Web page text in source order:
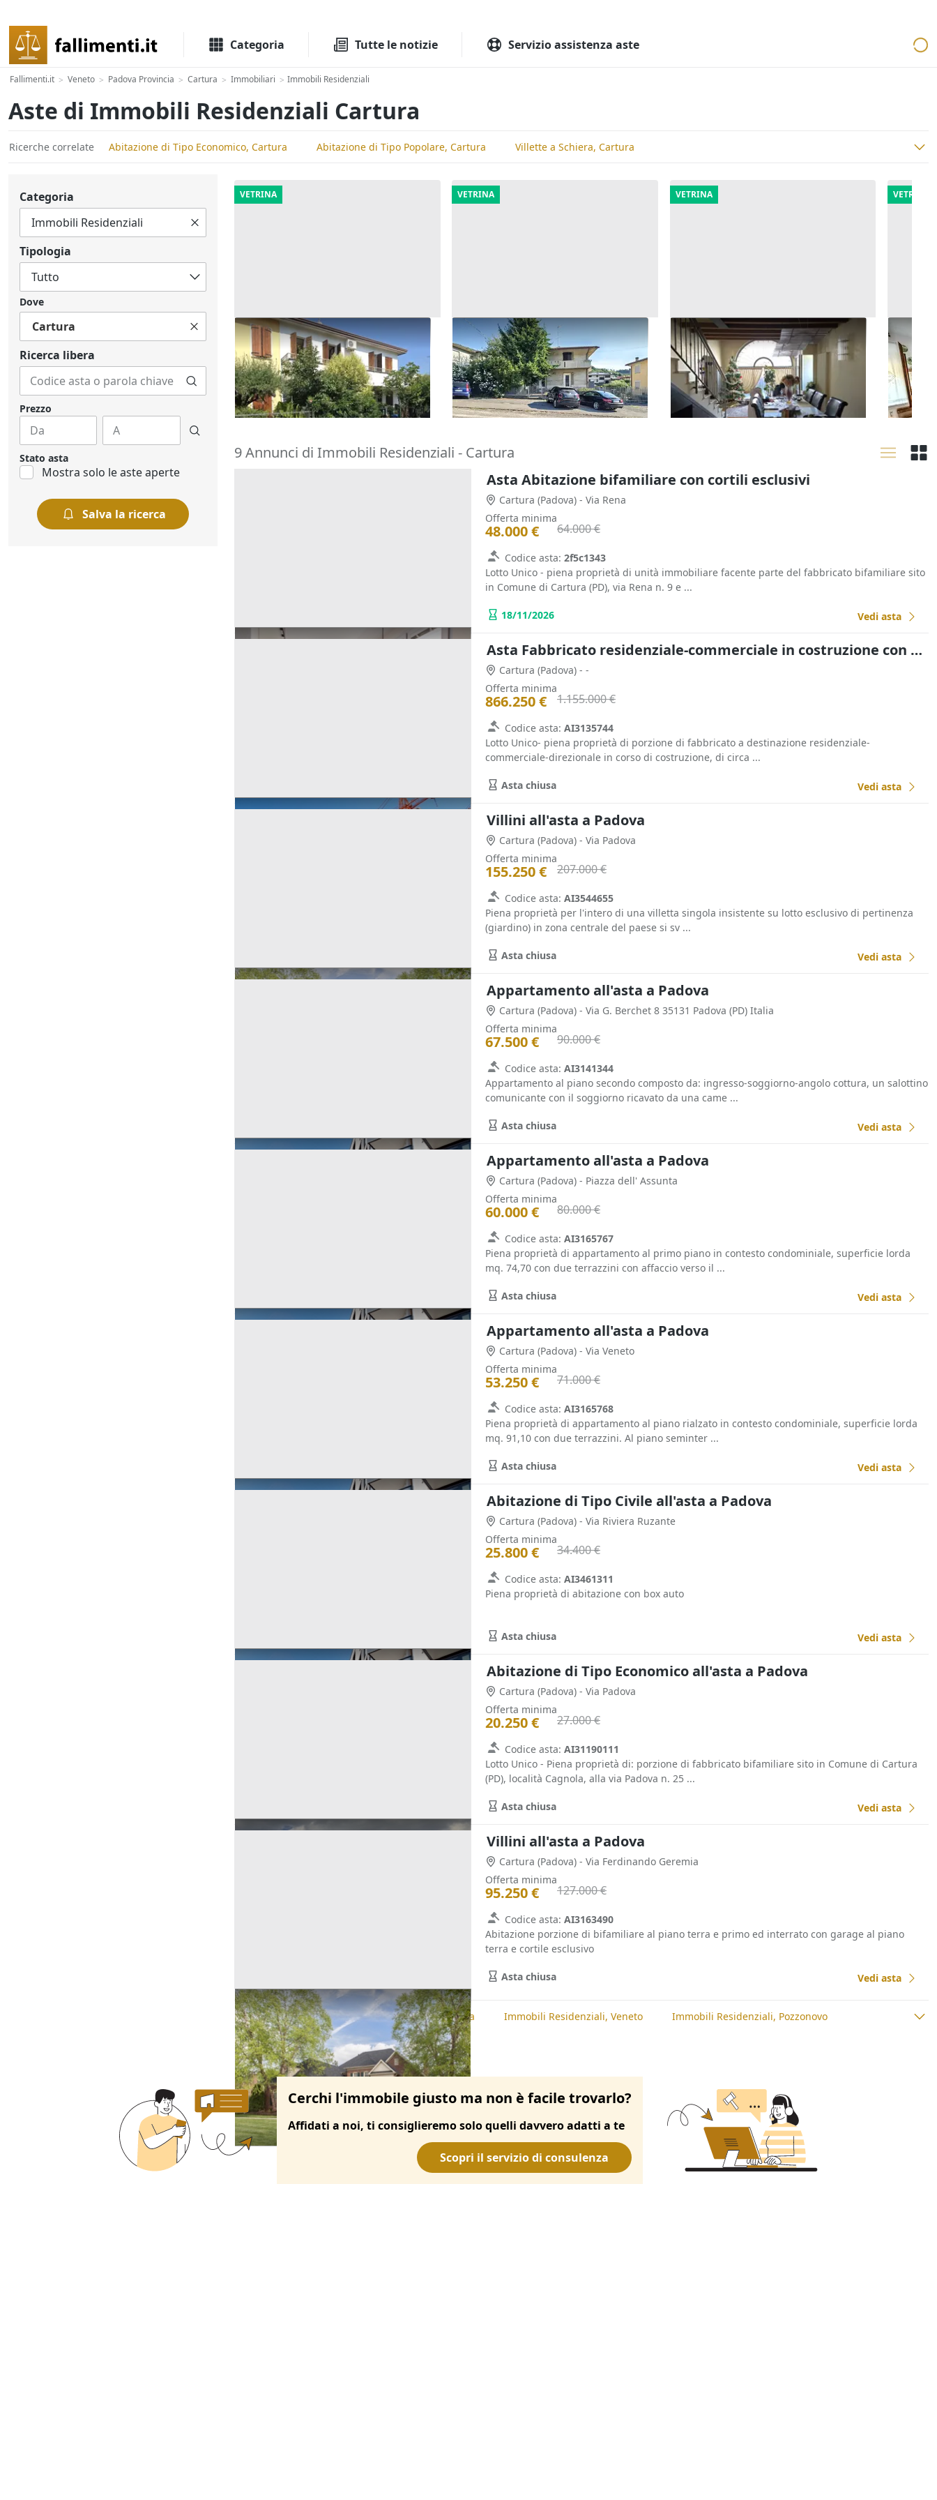
Categoria Tutte le notizie Servizio assistenza aste
Fallimenti.it > Veneto > Padova Provincia > Cartura > Immobiliari > Immobili Residenziali
Aste di Immobili Residenziali Cartura
Ricerche correlate Abitazione di Tipo Economico, Cartura Abitazione di Tipo Popolare, Cartura Villette a Schiera, Cartura
Categoria
Tipologia
Dove
Cartura
Ricerca libera
Prezzo
Stato asta
Mostra solo le aste aperte
Salva la ricerca
VETRINA
Asta Abitazione cielo terra con
cortile e cantina
Montegrotto Terme (Padova)
195.000 €
20/10/2026
VETRINA
Asta Casa indipendente con corte
pertinenziale
Barbarano Mossano (Vicenza)
180.000 €
22/10/2026
VETRINA
Asta Alloggio duplex con
giardinetto e garage
Arzignano (Vicenza)
80.160 €
17/09/2026
VETRINA
primo
Zevio
29/
9 Annunci di Immobili Residenziali - Cartura
Asta Abitazione bifamiliare con cortili esclusivi
Cartura (Padova) - Via Rena
Offerta minima
48.000 € 64.000 €
Codice asta: 2f5c1343
Lotto Unico - piena proprietà di unità immobiliare facente parte del fabbricato bifamiliare sito
in Comune di Cartura (PD), via Rena n. 9 e ...
18/11/2026 Vedi asta
Asta Fabbricato residenziale-commerciale in costruzione con garage e cantine
Cartura (Padova) - -
Offerta minima
866.250 € 1.155.000 €
Codice asta: AI3135744
Lotto Unico- piena proprietà di porzione di fabbricato a destinazione residenziale-
commerciale-direzionale in corso di costruzione, di circa ...
Asta chiusa Vedi asta
Villini all'asta a Padova
Cartura (Padova) - Via Padova
Offerta minima
155.250 € 207.000 €
Codice asta: AI3544655
Piena proprietà per l'intero di una villetta singola insistente su lotto esclusivo di pertinenza
(giardino) in zona centrale del paese si sv ...
Asta chiusa Vedi asta
Appartamento all'asta a Padova
Cartura (Padova) - Via G. Berchet 8 35131 Padova (PD) Italia
Offerta minima
67.500 € 90.000 €
Codice asta: AI3141344
Appartamento al piano secondo composto da: ingresso-soggiorno-angolo cottura, un salottino
comunicante con il soggiorno ricavato da una came ...
Asta chiusa Vedi asta
Appartamento all'asta a Padova
Cartura (Padova) - Piazza dell' Assunta
Offerta minima
60.000 € 80.000 €
Codice asta: AI3165767
Piena proprietà di appartamento al primo piano in contesto condominiale, superficie lorda
mq. 74,70 con due terrazzini con affaccio verso il ...
Asta chiusa Vedi asta
Appartamento all'asta a Padova
Cartura (Padova) - Via Veneto
Offerta minima
53.250 € 71.000 €
Codice asta: AI3165768
Piena proprietà di appartamento al piano rialzato in contesto condominiale, superficie lorda
mq. 91,10 con due terrazzini. Al piano seminter ...
Asta chiusa Vedi asta
Abitazione di Tipo Civile all'asta a Padova
Cartura (Padova) - Via Riviera Ruzante
Offerta minima
25.800 € 34.400 €
Codice asta: AI3461311
Piena proprietà di abitazione con box auto
Asta chiusa Vedi asta
Abitazione di Tipo Economico all'asta a Padova
Cartura (Padova) - Via Padova
Offerta minima
20.250 € 27.000 €
Codice asta: AI31190111
Lotto Unico - Piena proprietà di: porzione di fabbricato bifamiliare sito in Comune di Cartura
(PD), località Cagnola, alla via Padova n. 25 ...
Asta chiusa Vedi asta
Villini all'asta a Padova
Cartura (Padova) - Via Ferdinando Geremia
Offerta minima
95.250 € 127.000 €
Codice asta: AI3163490
Abitazione porzione di bifamiliare al piano terra e primo ed interrato con garage al piano
terra e cortile esclusivo
Asta chiusa Vedi asta
Ricerche correlate Immobili Residenziali, Padova Immobili Residenziali, Veneto Immobili Residenziali, Pozzonovo
Cerchi l'immobile giusto ma non è facile trovarlo?
Affidati a noi, ti consiglieremo solo quelli davvero adatti a te
Scopri il servizio di consulenza